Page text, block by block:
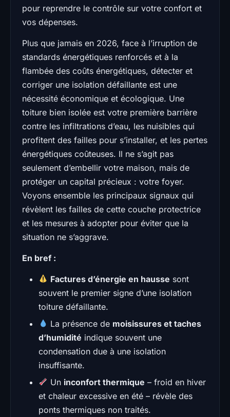
pour reprendre le contrôle sur votre confort et
vos dépenses.
Plus que jamais en 2026, face à l’irruption de
standards énergétiques renforcés et à la
flambée des coûts énergétiques, détecter et
corriger une isolation défaillante est une
nécessité économique et écologique. Une
toiture bien isolée est votre première barrière
contre les infiltrations d’eau, les nuisibles qui
profitent des failles pour s’installer, et les pertes
énergétiques coûteuses. Il ne s’agit pas
seulement d’embellir votre maison, mais de
protéger un capital précieux : votre foyer.
Voyons ensemble les principaux signaux qui
révèlent les failles de cette couche protectrice
et les mesures à adopter pour éviter que la
situation ne s’aggrave.
En bref :
Factures d’énergie en hausse sont
souvent le premier signe d’une isolation
toiture défaillante.
La présence de moisissures et taches
d’humidité indique souvent une
condensation due à une isolation
insuffisante.
Un inconfort thermique – froid en hiver
et chaleur excessive en été – révèle des
ponts thermiques non traités.